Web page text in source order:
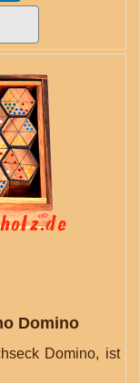
Domino
Domino, ist